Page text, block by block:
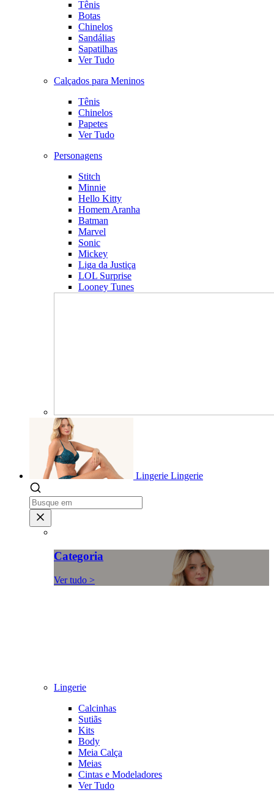
Tênis
Botas
Chinelos
Sandálias
Sapatilhas
Ver Tudo
Calçados para Meninos
Tênis
Chinelos
Papetes
Ver Tudo
Personagens
Stitch
Minnie
Hello Kitty
Homem Aranha
Batman
Marvel
Sonic
Mickey
Liga da Justiça
LOL Surprise
Looney Tunes
Lingerie Lingerie
Categoria
Ver tudo >
Lingerie
Calcinhas
Sutiãs
Kits
Body
Meia Calça
Meias
Cintas e Modeladores
Ver Tudo